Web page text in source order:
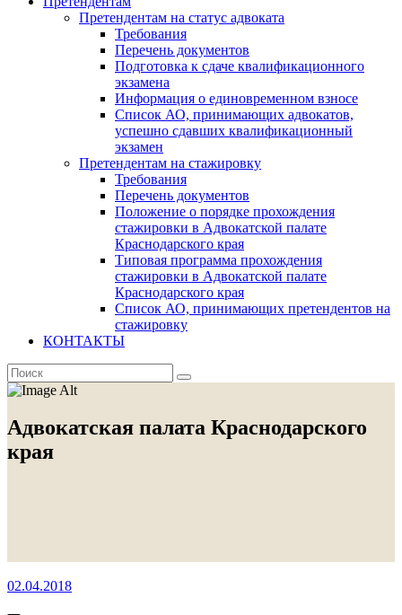
Претендентам на статус адвоката
Требования
Перечень документов
Подготовка к сдаче квалификационного
экзамена
Информация о единовременном взносе
Список АО, принимающих адвокатов,
успешно сдавших квалификационный
экзамен
Претендентам на стажировку
Требования
Перечень документов
Положение о порядке прохождения
стажировки в Адвокатской палате
Краснодарского края
Типовая программа прохождения
стажировки в Адвокатской палате
Краснодарского края
Список АО, принимающих претендентов на
стажировку
КОНТАКТЫ
Адвокатская палата Краснодарского
края
02.04.2018